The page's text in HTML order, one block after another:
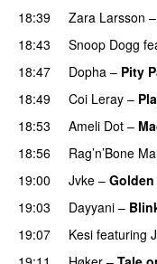
18:39
Zara Larsson –
18:43
Snoop Dogg
18:47
Dopha – Pity
18:49
Coi Leray –
18:53 Ameli Dot –
18:56
Rag’n’Bone
19:00 Jvke –
19:03 Dayyani –
19:07 Kesi featuring